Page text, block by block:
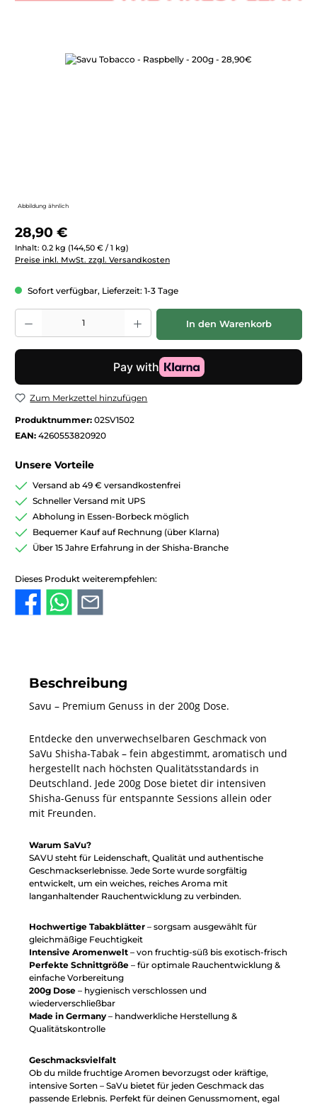
Bildergalerie überspringen
Abbildung ähnlich
Regulärer Preis:
28,90 €
Inhalt: 0.2 kg (144,50 € / 1 kg)
Preise inkl. MwSt. zzgl. Versandkosten
Sofort verfügbar, Lieferzeit: 1-3 Tage
Produkt Anzahl: Gib den gewünschten Wert ein oder benutze die
In den Warenkorb
Zum Merkzettel hinzufügen
Produktnummer: 02SV1502
EAN: 4260553820920
Unsere Vorteile
Versand ab 49 € versandkostenfrei
Schneller Versand mit UPS
Abholung in Essen-Borbeck möglich
Bequemer Kauf auf Rechnung (über Klarna)
Über 15 Jahre Erfahrung in der Shisha-Branche
Dieses Produkt weiterempfehlen:
Beschreibung
Savu – Premium Genuss in der 200g Dose.
Entdecke den unverwechselbaren Geschmack von
SaVu Shisha-Tabak – fein abgestimmt, aromatisch und
hergestellt nach höchsten Qualitätsstandards in
Deutschland. Jede 200g Dose bietet dir intensiven
Shisha-Genuss für entspannte Sessions allein oder
mit Freunden.
Warum SaVu?
SAVU steht für Leidenschaft, Qualität und authentische
Geschmackserlebnisse. Jede Sorte wurde sorgfältig
entwickelt, um ein weiches, reiches Aroma mit
langanhaltender Rauchentwicklung zu verbinden.
Hochwertige Tabakblätter – sorgsam ausgewählt für
gleichmäßige Feuchtigkeit
Intensive Aromenwelt – von fruchtig-süß bis exotisch-frisch
Perfekte Schnittgröße – für optimale Rauchentwicklung &
einfache Vorbereitung
200g Dose – hygienisch verschlossen und
wiederverschließbar
Made in Germany – handwerkliche Herstellung &
Qualitätskontrolle
Geschmacksvielfalt
Ob du milde fruchtige Aromen bevorzugst oder kräftige,
intensive Sorten – SaVu bietet für jeden Geschmack das
passende Erlebnis. Perfekt für deinen Genussmoment, egal